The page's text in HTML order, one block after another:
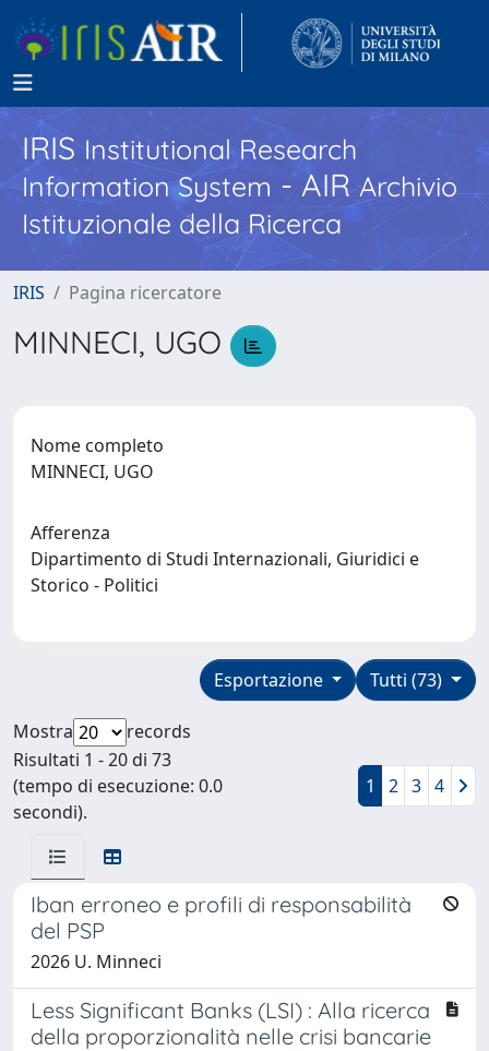
IRISInstitutional Research
Information System - AIR Archivio
Istituzionale della Ricerca
IRIS Pagina ricercatore
MINNECI, UGO
Nome completo
MINNECI, UGO
Afferenza
Dipartimento di Studi Internazionali, Giuridici e
Storico - Politici
Tutti (73)
Esportazione
Mostra
records
Risultati 1 - 20 di 73
(tempo di esecuzione: 0.0
secondi).
1 2 3 4
Iban erroneo e profili di responsabilità
del PSP
2026 U. Minneci
Less Significant Banks (LSI) : Alla ricerca
della proporzionalità nelle crisi bancarie